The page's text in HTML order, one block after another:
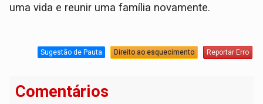
uma vida e reunir uma família novamente.
Sugestão de Pauta Direito ao esquecimento Reportar Erro
Comentários